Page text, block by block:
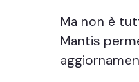
Ma non è
Mantis